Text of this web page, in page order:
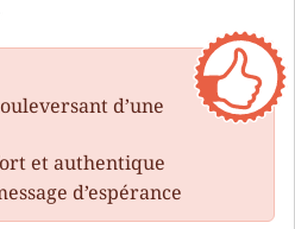
d’une
et authentique
d’espérance